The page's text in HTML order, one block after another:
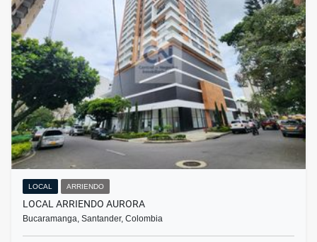
LOCAL ARRIENDO
LOCAL ARRIENDO AURORA
Bucaramanga, Santander, Colombia